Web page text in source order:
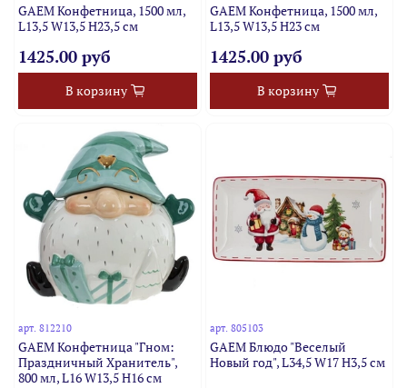
GAEM Конфетница, 1500 мл,
L13,5 W13,5 H23,5 см
1425.00 руб
В корзину
GAEM Конфетница, 1500 мл,
L13,5 W13,5 H23 см
1425.00 руб
В корзину
арт.812210
GAEM Конфетница "Гном:
Праздничный Хранитель",
800 мл, L16 W13,5 H16 см
арт. 805103
GAEM Блюдо "Веселый
Новый год", L34,5 W17 H3,5 см